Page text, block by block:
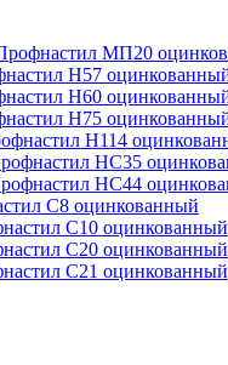
МП20
Н57
Н60
Н75
Н114
НС35
НС44
С8 оцинкованный
С10 оцинкованный
С20 оцинкованный
С21 оцинкованный